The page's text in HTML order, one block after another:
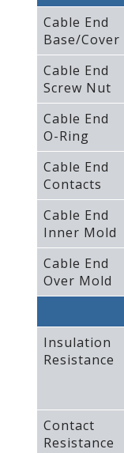
Cable End
Base/Cover
Cable End
Screw Nut
Cable End
O-Ring
Cable End
Contacts
Cable End
Inner Mold
Cable End
Over Mold
Insulation
Resistance
Contact
Resistance